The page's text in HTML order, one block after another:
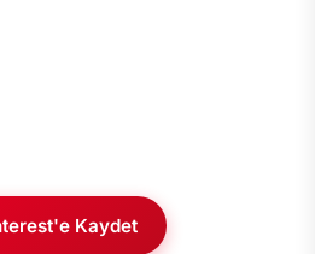
Kaydet